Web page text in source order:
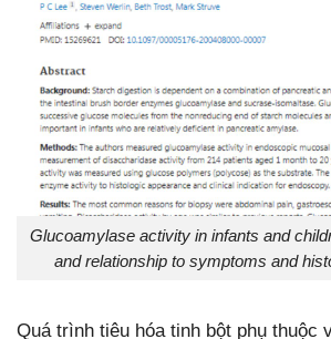
Glucoamylase activity in infants and
and relationship to symptoms and
Quá trình tiêu hóa tinh bột phụ thuộc